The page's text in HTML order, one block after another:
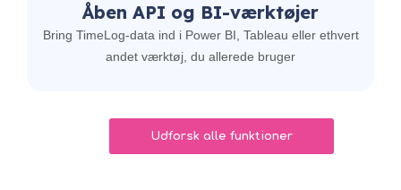
Åben API og BI-værktøjer
Bring TimeLog-data ind i Power BI, Tableau eller ethvert
andet værktøj, du allerede bruger
Udforsk alle funktioner